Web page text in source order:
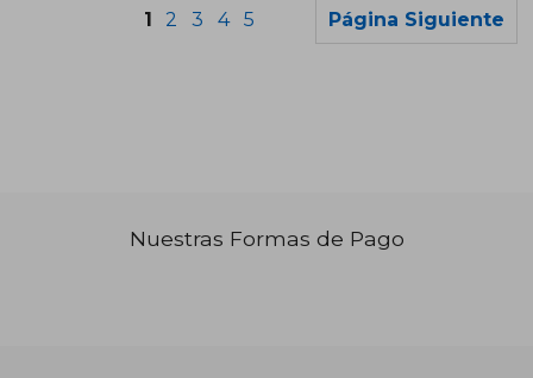
1 2 3 4 5 Página Siguiente
Nuestras Formas de Pago